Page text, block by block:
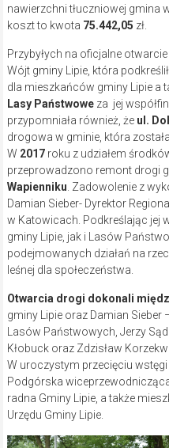
nawierzchni tłuczniowej gmina
koszt to kwota 75.442,05 zł.
Przybyłych na oficjalne
Wójt gminy Lipie, która
dla mieszkańców gminy Lipie a
Lasy Państwoweza jej
przypomniała również, że ul.
drogowa w gminie, która
W 2017roku z udziałem
przeprowadzono remont drogi
Wapienniku . Zadowolenie z
Damian Sieber- Dyrektor
w Katowicach. Podkreślając jej
gminy Lipie, jak i Lasów
podejmowanych działań na
leśnej dla społeczeństwa.
Otwarcia drogi dokonali
gminy Lipie oraz Damian Sieber
Lasów Państwowych, Jerzy
Kłobuck oraz Zdzisław
W uroczystym przecięciu
Podgórska
radna Gminy Lipie, a także
Urzędu Gminy Lipie.